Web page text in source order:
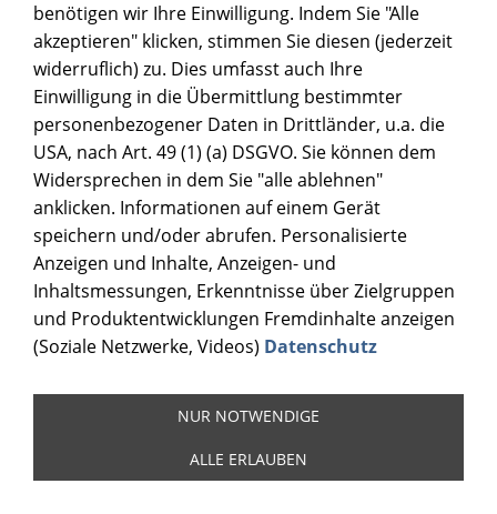
Mehr dazu...
benötigen wir Ihre Einwilligung. Indem Sie "Alle
akzeptieren" klicken, stimmen Sie diesen (jederzeit
widerruflich) zu. Dies umfasst auch Ihre
Einwilligung in die Übermittlung bestimmter
personenbezogener Daten in Drittländer, u.a. die
USA, nach Art. 49 (1) (a) DSGVO. Sie können dem
Widersprechen in dem Sie "alle ablehnen"
anklicken. Informationen auf einem Gerät
speichern und/oder abrufen. Personalisierte
Anzeigen und Inhalte, Anzeigen- und
Inhaltsmessungen, Erkenntnisse über Zielgruppen
und Produktentwicklungen Fremdinhalte anzeigen
(Soziale Netzwerke, Videos) Datenschutz
NUR NOTWENDIGE
ALLE ERLAUBEN